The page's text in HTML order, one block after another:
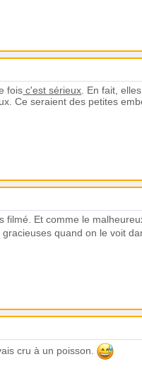
fois c'est sérieux . En fait,
Ce seraient des petites
filmé. Et comme le
quand on le voit
cru à un poisson.